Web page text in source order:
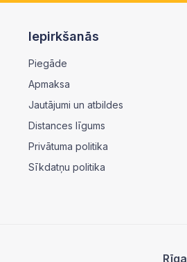
Iepirkšanās
Piegāde
Apmaksa
Jautājumi un atbildes
Distances līgums
Privātuma politika
Sīkdatņu politika
Rīga